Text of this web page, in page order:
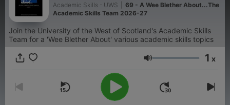
Academic Skills - UWS
69 - A Wee Blether About...The
Academic Skills Team 2026-27
Join the University of the West of Scotland's Academic Skills
Team for a 'Wee Blether About' various academic skills topics
Głośność 1 x